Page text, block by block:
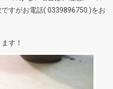
すがお電話( 0339896750 )をお
す！